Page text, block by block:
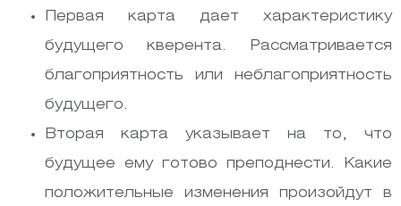
Первая карта дает характеристику
будущего кверента. Рассматривается
благоприятность или неблагоприятность
будущего.
Вторая карта указывает на то, что
будущее ему готово преподнести. Какие
положительные изменения произойдут в